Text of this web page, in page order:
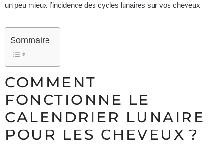
un peu mieux l’incidence des cycles lunaires sur vos cheveux.
Sommaire
COMMENT
FONCTIONNE LE
CALENDRIER LUNAIRE
POUR LES CHEVEUX ?